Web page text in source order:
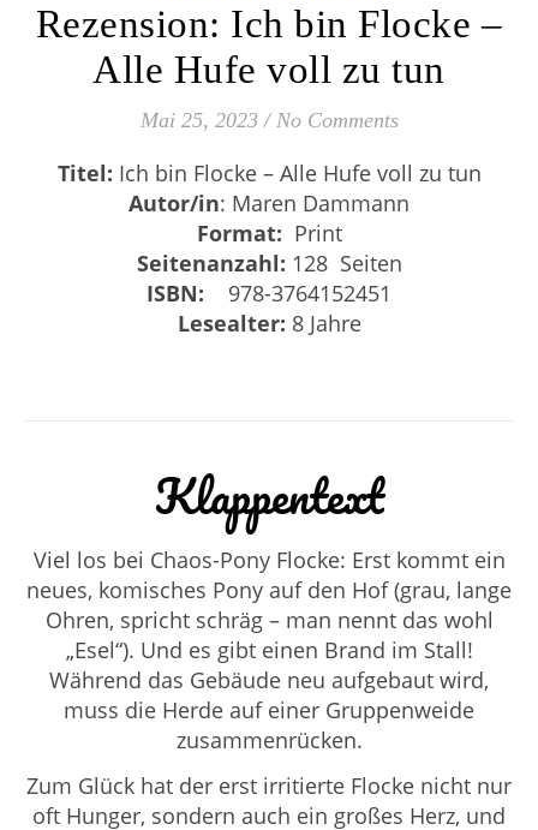
Rezension: Ich bin Flocke –
Alle Hufe voll zu tun
Mai 25, 2023 / No Comments
Titel: Ich bin Flocke – Alle Hufe voll zu tun
Autor/in: Maren Dammann
Format: Print
Seitenanzahl: 128 Seiten
ISBN:
‎ 978-3764152451
Lesealter: 8 Jahre
Klappentext
Viel los bei Chaos-Pony Flocke: Erst kommt ein
neues, komisches Pony auf den Hof (grau, lange
Ohren, spricht schräg – man nennt das wohl
„Esel“). Und es gibt einen Brand im Stall!
Während das Gebäude neu aufgebaut wird,
muss die Herde auf einer Gruppenweide
zusammenrücken.
Zum Glück hat der erst irritierte Flocke nicht nur
oft Hunger, sondern auch ein großes Herz, und